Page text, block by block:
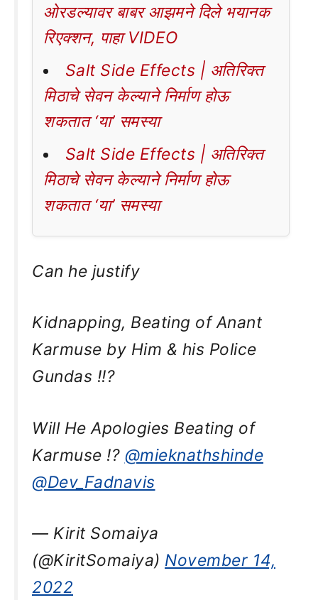
ओरडल्यावर बाबर आझमने दिले भयानक
रिएक्शन, पाहा VIDEO
Salt Side Effects | अतिरिक्त
मिठाचे सेवन केल्याने निर्माण होऊ
शकतात ‘या’ समस्या
Salt Side Effects | अतिरिक्त
मिठाचे सेवन केल्याने निर्माण होऊ
शकतात ‘या’ समस्या
Can he justify
Kidnapping, Beating of Anant
Karmuse by Him & his Police
Gundas !!?
Will He Apologies Beating of
Karmuse !? @mieknathshinde
@Dev_Fadnavis
— Kirit Somaiya
(@KiritSomaiya) November 14,
2022